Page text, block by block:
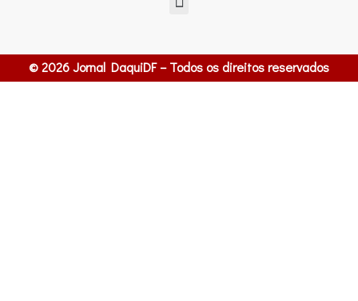
© 2026 Jornal DaquiDF – Todos os direitos reservados